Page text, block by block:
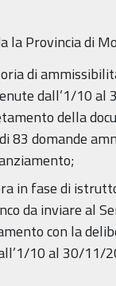
la Provincia di
di
dall’1/10
della
83 domande
in fase di
da inviare al
con la
10 al 30/11/